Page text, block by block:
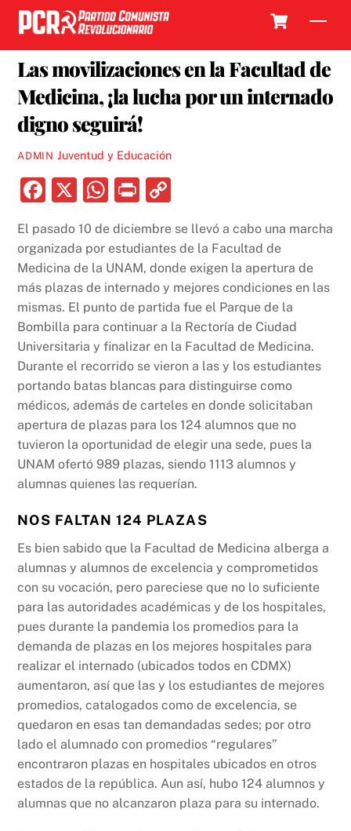
Skip
content
Las movilizaciones en la Facultad de
Medicina, ¡la lucha por un internado
digno seguirá!
ADMIN Juventud y Educación
F
c
e
b
o
o
k
X
W
at
s
A
p
p
P
nt p
y
Li
n
k
El pasado 10 de diciembre se llevó a cabo una marcha
organizada por estudiantes de la Facultad de
Medicina de la UNAM, donde exigen la apertura de
más plazas de internado y mejores condiciones en las
mismas. El punto de partida fue el Parque de la
Bombilla para continuar a la Rectoría de Ciudad
Universitaria y finalizar en la Facultad de Medicina.
Durante el recorrido se vieron a las y los estudiantes
portando batas blancas para distinguirse como
médicos, además de carteles en donde solicitaban
apertura de plazas para los 124 alumnos que no
tuvieron la oportunidad de elegir una sede, pues la
UNAM ofertó 989 plazas, siendo 1113 alumnos y
alumnas quienes las requerían.
NOS FALTAN 124 PLAZAS
Es bien sabido que la Facultad de Medicina alberga a
alumnas y alumnos de excelencia y comprometidos
con su vocación, pero pareciese que no lo suficiente
para las autoridades académicas y de los hospitales,
pues durante la pandemia los promedios para la
demanda de plazas en los mejores hospitales para
realizar el internado (ubicados todos en CDMX)
aumentaron, así que las y los estudiantes de mejores
promedios, catalogados como de excelencia, se
quedaron en esas tan demandadas sedes; por otro
lado el alumnado con promedios “regulares”
encontraron plazas en hospitales ubicados en otros
estados de la república. Aun así, hubo 124 alumnos y
alumnas que no alcanzaron plaza para su internado.